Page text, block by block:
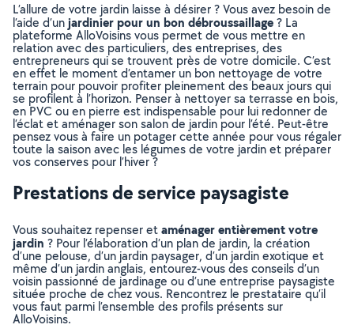
L’allure de votre jardin laisse à désirer ? Vous avez besoin de
l’aide d’unjardinier pour un bon débroussaillage? La
plateforme AlloVoisins vous permet de vous mettre en
relation avec des particuliers, des entreprises, des
entrepreneurs qui se trouvent près de votre domicile. C’est
en effet le moment d’entamer un bon nettoyage de votre
terrain pour pouvoir profiter pleinement des beaux jours qui
se profilent à l’horizon. Penser à nettoyer sa terrasse en bois,
en PVC ou en pierre est indispensable pour lui redonner de
l’éclat et aménager son salon de jardin pour l’été. Peut-être
pensez vous à faire un potager cette année pour vous régaler
toute la saison avec les légumes de votre jardin et préparer
vos conserves pour l’hiver ?
Prestations de service paysagiste
Vous souhaitez repenser etaménager entièrement votre
jardin ? Pour l’élaboration d’un plan de jardin, la création
d’une pelouse, d’un jardin paysager, d’un jardin exotique et
même d’un jardin anglais, entourez-vous des conseils d’un
voisin passionné de jardinage ou d’une entreprise paysagiste
située proche de chez vous. Rencontrez le prestataire qu’il
vous faut parmi l’ensemble des profils présents sur
AlloVoisins.